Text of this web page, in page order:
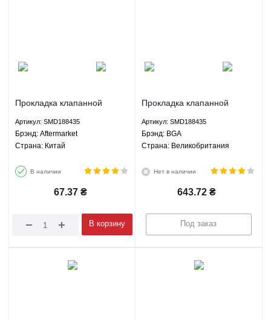
Прокладка клапанной
- SMD188435 Aftermarket
Артикул: SMD188435
Брэнд: Aftermarket
Страна: Китай
В наличии
67.37₴
В корзину
Прокладка клапанной
Грейт Вол Ховер H2 Хавал
H3 Н5 Вингл 5 ЗХ Лендмарк
- SMD188435 BGA
Артикул: SMD188435
Брэнд: BGA
Страна: Великобритания
Нет в наличии
643.72 ₴
Под заказ